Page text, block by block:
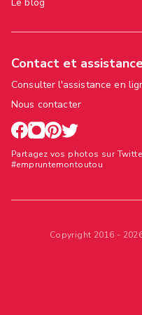
Contact et
Consulter l'assistance en
Nous contacter
Partagez vos photos sur
#empruntemontoutou
Copyright 2016 -